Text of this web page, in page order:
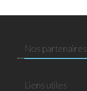
Nos partenaires
Liens utiles